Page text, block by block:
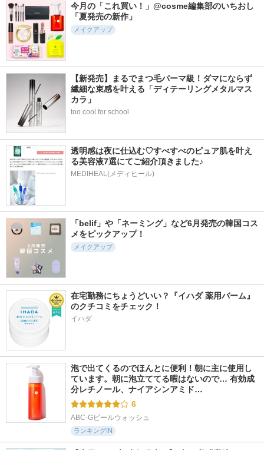
今月の「これ買い！」@cosme編集部のいちおし
「夏発売の新作」
メイクアップ
【新発売】まるでまつ毛パーマ級！ダマにならず
繊細な束感を叶える「ディテーリングメタルマス
カラ」
too cool for school
透明感は夜に仕込む♡すべすべのピュア肌を叶え
る美容液7選にてご紹介頂きました♪
MEDIHEAL(メディヒール)
「belif」や「ネーミング」など6月発売の韓国コス
メをピックアップ！
メイクアップ
在宅勤務にちょうどいい？『イハダ 薬用バーム』
のクチコミをチェック！
イハダ
泡で出てくるのでほんとに便利！朝に主に使用し
ています。朝に泡立ててる暇はないので… 有効成
分レチノール、ナイアシンアミド…
6
ABC-Gピールウォッシュ
ランキングIN